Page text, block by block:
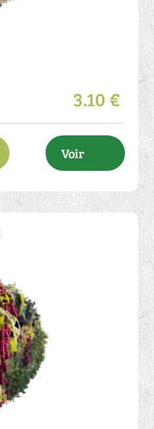
3.10 €
Voir